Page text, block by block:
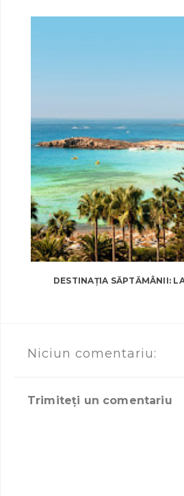
DESTINAȚIA SĂPTĂMÂNII:
Niciun comentariu:
Trimiteți un comentariu